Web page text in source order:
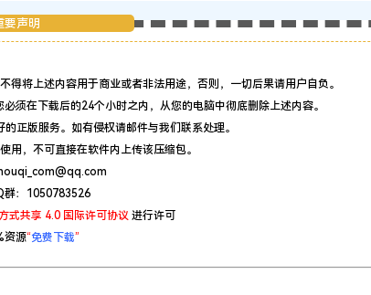
得将上述内容用于商业或者非法用途，否则，一切后果请用户自负。
须在下载后的24个小时之内，从您的电脑中彻底删除上述内容。
正版服务。如有侵权请邮件与我们联系处理。
用，不可直接在软件内上传该压缩包。
群：1050783526